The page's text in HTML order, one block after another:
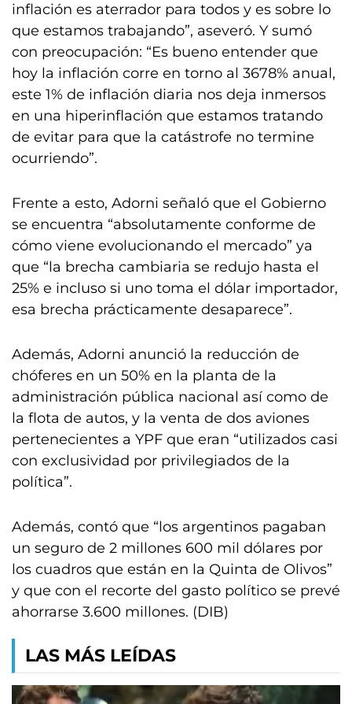
inflación es aterrador para todos y es sobre lo
que estamos trabajando”, aseveró. Y sumó
con preocupación: “Es bueno entender que
hoy la inflación corre en torno al 3678% anual,
este 1% de inflación diaria nos deja inmersos
en una hiperinflación que estamos tratando
de evitar para que la catástrofe no termine
ocurriendo”.
Frente a esto, Adorni señaló que el Gobierno
se encuentra “absolutamente conforme de
cómo viene evolucionando el mercado” ya
que “la brecha cambiaria se redujo hasta el
25% e incluso si uno toma el dólar importador,
esa brecha prácticamente desaparece”.
Además, Adorni anunció la reducción de
chóferes en un 50% en la planta de la
administración pública nacional así como de
la flota de autos, y la venta de dos aviones
pertenecientes a YPF que eran “utilizados casi
con exclusividad por privilegiados de la
política”.
Además, contó que “los argentinos pagaban
un seguro de 2 millones 600 mil dólares por
los cuadros que están en la Quinta de Olivos”
y que con el recorte del gasto político se prevé
ahorrarse 3.600 millones. (DIB)
LAS MÁS LEÍDAS